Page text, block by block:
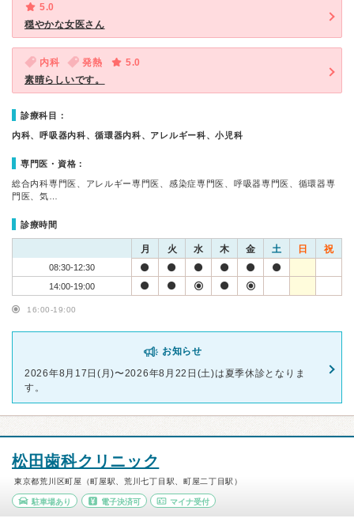
5.0
穏やかな女医さん
内科 発熱
5.0
素晴らしいです。
診療科目：
内科、呼吸器内科、循環器内科、アレルギー科、小児科
専門医・資格：
総合内科専門医、アレルギー専門医、感染症専門医、呼吸器専門医、循環器専
門医、気…
診療時間
月 火 水 木 金 土 日 祝
08:30-12:30
14:00-19:00
16:00-19:00
お知らせ
2026年8月17日(月)〜2026年8月22日(土)は夏季休診となりま
す。
松田歯科クリニック
東京都荒川区町屋（町屋駅、荒川七丁目駅、町屋二丁目駅）
駐車場あり 電子決済可 マイナ受付